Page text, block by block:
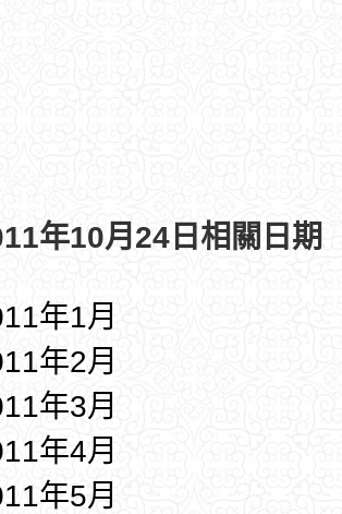
年10月24日相關日期
年1月
年2月
年3月
年4月
年5月